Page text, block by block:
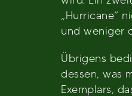
„Hurricane“
und weniger
Übrigens
dessen, was
Exemplars,